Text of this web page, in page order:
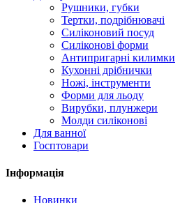
Рушники, губки
Тертки, подрібнювачі
Силіконовий посуд
Силіконові форми
Антипригарні килимки
Кухонні дрібнички
Ножі, інструменти
Форми для льоду
Вирубки, плунжери
Молди силіконові
Для ванної
Госптовари
Інформація
Новинки